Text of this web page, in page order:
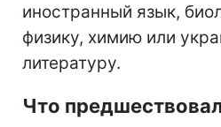
иностранный язык,
физику, химию или
литературу.
Что